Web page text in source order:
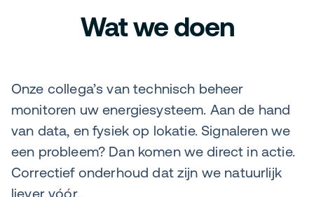
Wat we doen
Onze collega’s van technisch beheer
monitoren uw energiesysteem. Aan de hand
van data, en fysiek op lokatie. Signaleren we
een probleem? Dan komen we direct in actie.
Correctief onderhoud dat zijn we natuurlijk
liever vóór.